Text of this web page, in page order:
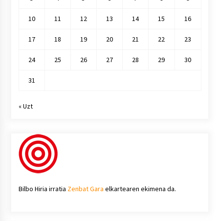
10 11 12 13 14 15 16
17 18 19 20 21 22 23
24 25 26 27 28 29 30
31
« Uzt
Bilbo Hiria irratia Zenbat Gara elkartearen ekimena da.